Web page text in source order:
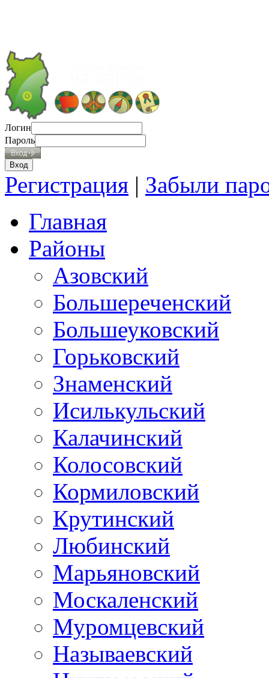
Логин
Пароль
Регистрация | Забыли
Главная
Районы
Азовский
Большереченский
Большеуковский
Горьковский
Знаменский
Исилькульский
Калачинский
Колосовский
Кормиловский
Крутинский
Любинский
Марьяновский
Москаленский
Муромцевский
Называевский